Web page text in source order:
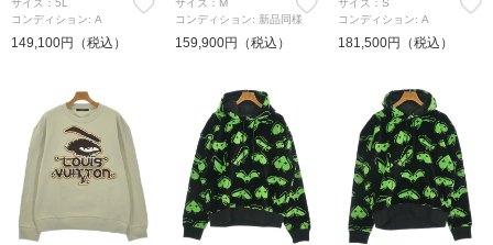
サイズ：5L
コンディション: A
149,100円（税込）
サイズ：M
コンディション: 新品同様
159,900円（税込）
サイズ：S
コンディション: A
181,500円（税込）